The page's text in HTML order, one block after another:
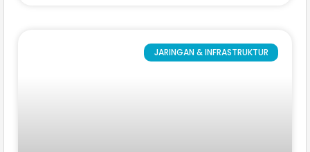
JARINGAN & INFRASTRUKTUR